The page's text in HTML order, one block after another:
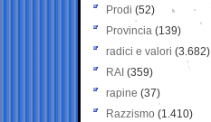
Prodi (52)
Provincia (139)
radici e valori (3.682)
RAI (359)
rapine (37)
Razzismo (1.410)